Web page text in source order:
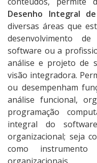
Desenho Integral
diversas áreas que
desenvolvimento
software ou a
análise e projeto de
visão integradora.
ou desempenham
análise funcional,
programação
integral do
organizacional; seja
como instrumento